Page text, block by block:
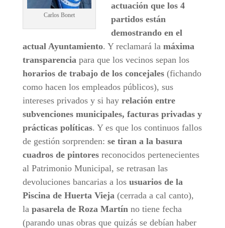
Carlos Bonet
actuación que los 4
partidos están
demostrando en el
actual Ayuntamiento. Y reclamará la máxima
transparenciapara que los vecinos sepan los
horarios de trabajo de los concejales(fichando
como hacen los empleados públicos), sus
intereses privados y si hay relación entre
subvenciones municipales, facturas privadas y
prácticas políticas. Y es que los continuos fallos
de gestión sorprenden: se tiran a la basura
cuadros de pintoresreconocidos pertenecientes
al Patrimonio Municipal, se retrasan las
devoluciones bancarias a los usuarios de la
Piscina de Huerta Vieja(cerrada a cal canto),
la pasarela de Roza Martínno tiene fecha
(parando unas obras que quizás se debían haber